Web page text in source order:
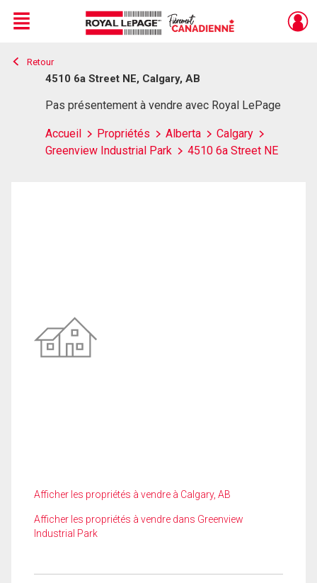
Live
En Direct
Menu
Retour
4510 6a Street NE, Calgary, AB
Pas présentement à vendre avec Royal LePage
Accueil Propriétés Alberta
Calgary
Greenview Industrial Park
4510 6a Street NE
Afficher les propriétés à vendre à Calgary, AB
Afficher les propriétés à vendre dans Greenview
Industrial Park